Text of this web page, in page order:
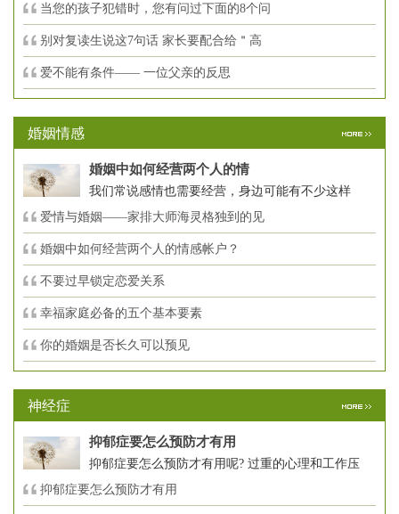
当您的孩子犯错时，您有问过下面的8个问
别对复读生说这7句话 家长要配合给＂高
爱不能有条件—— 一位父亲的反思
婚姻情感
婚姻中如何经营两个人的情
我们常说感情也需要经营，身边可能有不少这样
爱情与婚姻——家排大师海灵格独到的见
婚姻中如何经营两个人的情感帐户？
不要过早锁定恋爱关系
幸福家庭必备的五个基本要素
你的婚姻是否长久可以预见
神经症
抑郁症要怎么预防才有用
抑郁症要怎么预防才有用呢? 过重的心理和工作压
抑郁症要怎么预防才有用